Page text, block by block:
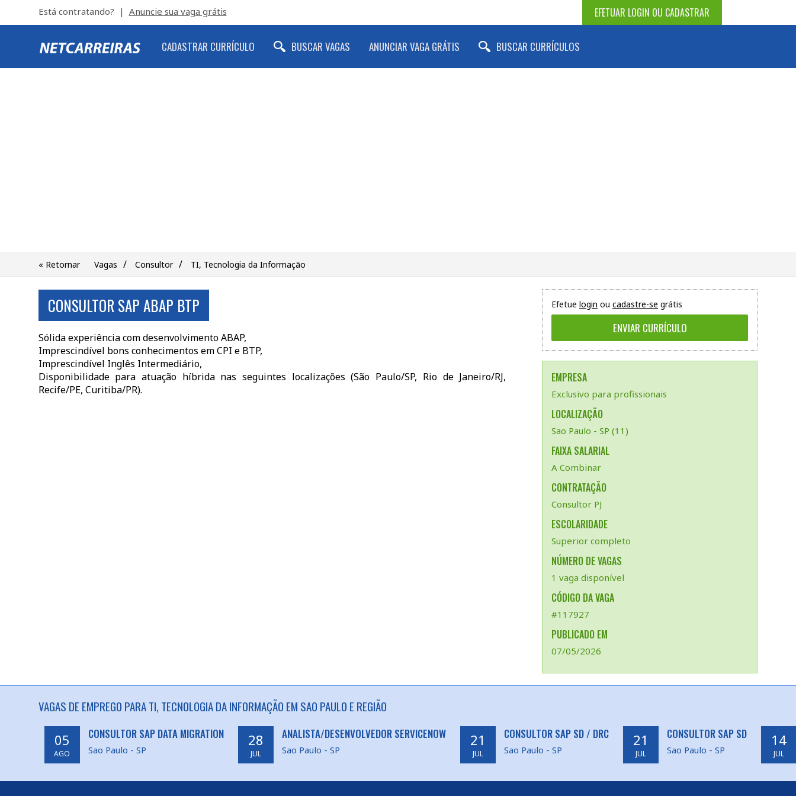
EFETUAR LOGIN OU CADASTRAR
Está contratando? | Anuncie sua vaga grátis
CADASTRAR CURRÍCULO BUSCAR VAGAS ANUNCIAR VAGA GRÁTIS BUSCAR CURRÍCULOS
« Retornar Vagas / Consultor / TI, Tecnologia da Informação
Efetue login ou cadastre-se grátis
EMPRESA
Exclusivo para profissionais
LOCALIZAÇÃO
Sao Paulo - SP (11)
FAIXA SALARIAL
A Combinar
CONTRATAÇÃO
Consultor PJ
ESCOLARIDADE
Superior completo
NÚMERO DE VAGAS
1 vaga disponível
CÓDIGO DA VAGA
#117927
PUBLICADO EM
07/05/2026
CONSULTOR SAP ABAP BTP
Sólida experiência com desenvolvimento ABAP,
Imprescindível bons conhecimentos em CPI e BTP,
Imprescindível Inglês Intermediário,
Disponibilidade para atuação híbrida nas seguintes localizações (São Paulo/SP, Rio de Janeiro/RJ,
Recife/PE, Curitiba/PR).
VAGAS DE EMPREGO PARA TI, TECNOLOGIA DA INFORMAÇÃO EM SAO PAULO E REGIÃO
05
AGO
CONSULTOR SAP DATA MIGRATION
Sao Paulo - SP
28
JUL
ANALISTA/DESENVOLVEDOR SERVICENOW
Sao Paulo - SP
21
JUL
CONSULTOR SAP SD / DRC
Sao Paulo - SP
21
JUL
CONSULTOR SAP SD
Sao Paulo - SP
14
JUL